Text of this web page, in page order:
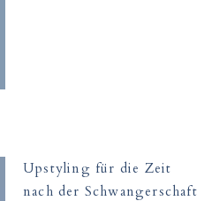
Upstyling für die Zeit
nach der Schwangerschaft